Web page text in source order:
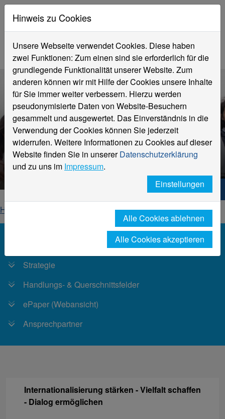
HSNR International
Profil und Strategie
Hochschule Niederrhein. Dein Weg.
Home
Profil und Strategie
Strategie
Handlungs- & Querschnittsfelder
ePaper (Webansicht)
Ansprechpartner
Internationalisierung stärken - Vielfalt schaffen
- Dialog ermöglichen
Hinweis zu Cookies
Unsere Webseite verwendet Cookies. Diese haben
zwei Funktionen: Zum einen sind sie erforderlich für die
grundlegende Funktionalität unserer Website. Zum
anderen können wir mit Hilfe der Cookies unsere Inhalte
für Sie immer weiter verbessern. Hierzu werden
pseudonymisierte Daten von Website-Besuchern
gesammelt und ausgewertet. Das Einverständnis in die
Verwendung der Cookies können Sie jederzeit
widerrufen. Weitere Informationen zu Cookies auf dieser
Website finden Sie in unsererDatenschutzerklärung
und zu uns im Impressum.
Einstellungen
Alle Cookies ablehnen
Alle Cookies akzeptieren